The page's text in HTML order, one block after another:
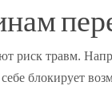
риск травм.
блокирует